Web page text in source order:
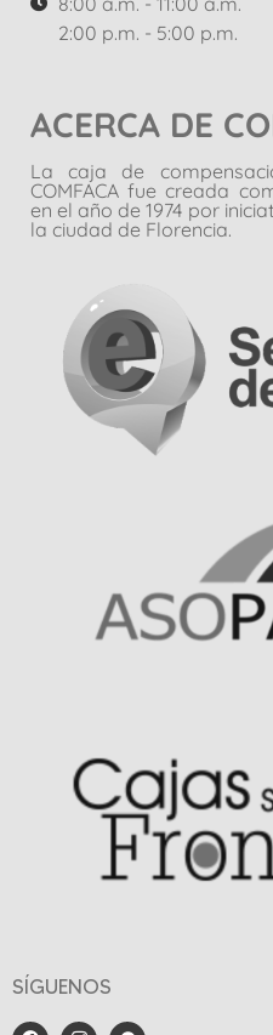
2:00 p.m. - 5:00 p.m.
ACERCA DE
La caja de
COMFACA fue creada
en el año de 1974 por
la ciudad de Florencia.
SÍGUENOS